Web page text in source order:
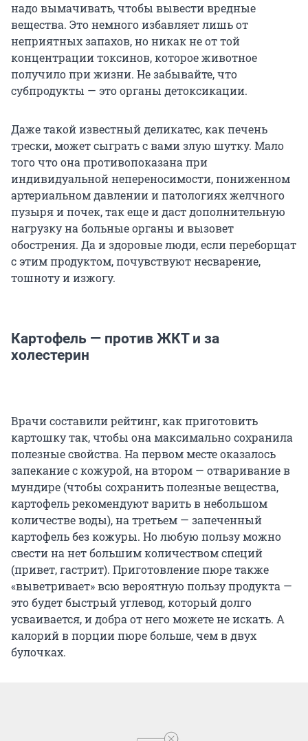
надо вымачивать, чтобы вывести вредные
вещества. Это немного избавляет лишь от
неприятных запахов, но никак не от той
концентрации токсинов, которое животное
получило при жизни. Не забывайте, что
субпродукты — это органы детоксикации.
Даже такой известный деликатес, как печень
трески, может сыграть с вами злую шутку. Мало
того что она противопоказана при
индивидуальной непереносимости, пониженном
артериальном давлении и патологиях желчного
пузыря и почек, так еще и даст дополнительную
нагрузку на больные органы и вызовет
обострения. Да и здоровые люди, если переборщат
с этим продуктом, почувствуют несварение,
тошноту и изжогу.
Картофель — против ЖКТ и за
холестерин
Врачи составили рейтинг, как приготовить
картошку так, чтобы она максимально сохранила
полезные свойства. На первом месте оказалось
запекание с кожурой, на втором — отваривание в
мундире (чтобы сохранить полезные вещества,
картофель рекомендуют варить в небольшом
количестве воды), на третьем — запеченный
картофель без кожуры. Но любую пользу можно
свести на нет большим количеством специй
(привет, гастрит). Приготовление пюре также
«выветривает» всю вероятную пользу продукта —
это будет быстрый углевод, который долго
усваивается, и добра от него можете не искать. А
калорий в порции пюре больше, чем в двух
булочках.